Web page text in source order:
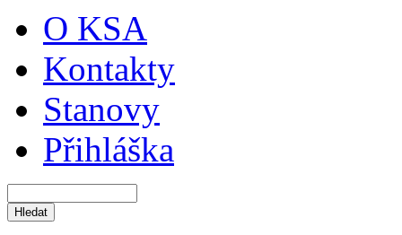
O KSA
Kontakty
Stanovy
Přihláška